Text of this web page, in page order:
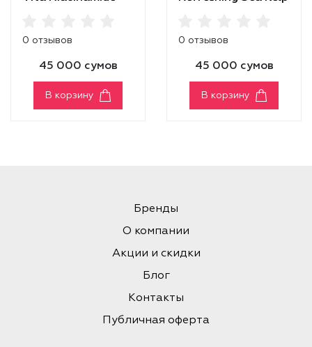
0 отзывов
45 000 сумов
В корзину
0 отзывов
45 000 сумов
В корзину
Бренды
О компании
Акции и скидки
Блог
Контакты
Публичная оферта